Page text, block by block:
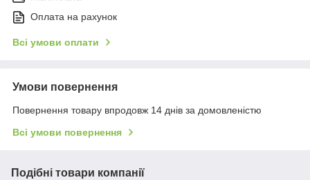
Оплата на рахунок
Всі умови оплати
Умови повернення
Повернення товару впродовж 14 днів за домовленістю
Всі умови повернення
Подібні товари компанії